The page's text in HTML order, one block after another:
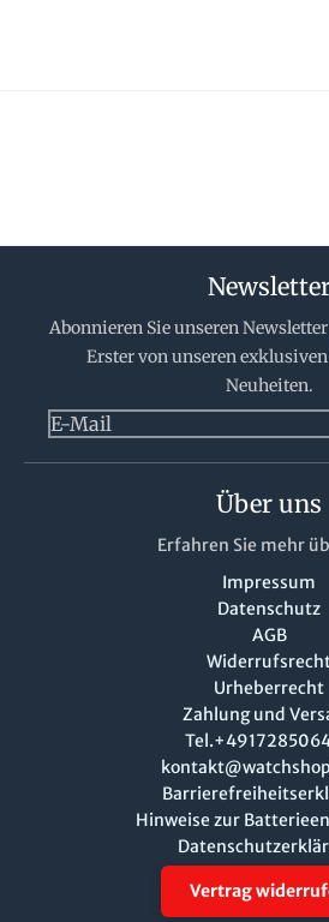
Abonnieren Sie unseren
Erster von unseren
Neuheiten.
Über uns
Erfahren Sie mehr
Impressum
Datenschutz
AGB
Urheberrecht
Zahlung und
Hinweise zur
Vertrag